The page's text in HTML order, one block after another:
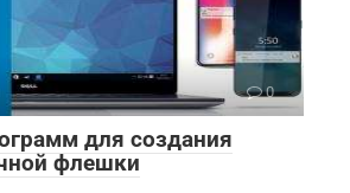
0
для создания
флешки